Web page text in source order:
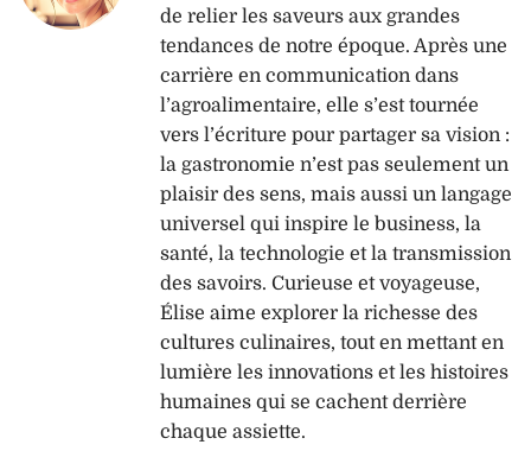
de relier les saveurs aux grandes
tendances de notre époque. Après une
carrière en communication dans
l’agroalimentaire, elle s’est tournée
vers l’écriture pour partager sa vision :
la gastronomie n’est pas seulement un
plaisir des sens, mais aussi un langage
universel qui inspire le business, la
santé, la technologie et la transmission
des savoirs. Curieuse et voyageuse,
Élise aime explorer la richesse des
cultures culinaires, tout en mettant en
lumière les innovations et les histoires
humaines qui se cachent derrière
chaque assiette.